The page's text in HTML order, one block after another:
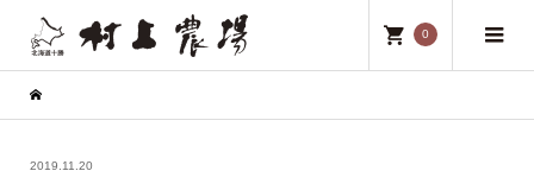
0
2019.11.20